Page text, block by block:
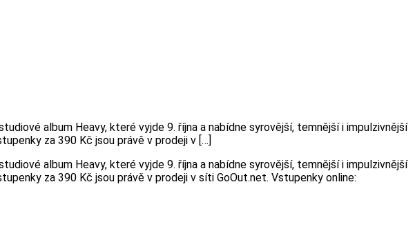
album Heavy, které vyjde 9. října a nabídne syrovější, temnější i impulzivnější
za 390 Kč jsou právě v prodeji v […]
album Heavy, které vyjde 9. října a nabídne syrovější, temnější i impulzivnější
za 390 Kč jsou právě v prodeji v síti GoOut.net. Vstupenky online: